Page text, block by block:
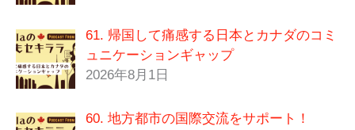
61. 帰国して痛感する日本とカナダのコミ
ュニケーションギャップ
2026年8月1日
60. 地方都市の国際交流をサポート！